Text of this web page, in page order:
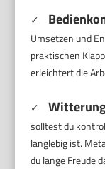
✓
Umsetzen und
praktischen
erleichtert die
✓
solltest du
langlebig ist.
du lange Freude